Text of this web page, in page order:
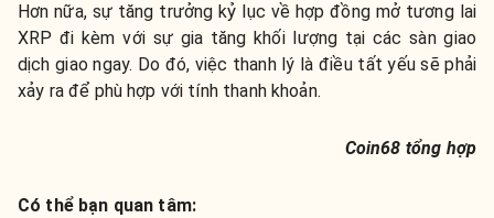
Hơn nữa, sự tăng trưởng kỷ lục về hợp đồng mở tương lai
XRP đi kèm với sự gia tăng khối lượng tại các sàn giao
dịch giao ngay. Do đó, việc thanh lý là điều tất yếu sẽ phải
xảy ra để phù hợp với tính thanh khoản.
Coin68 tổng hợp
Có thể bạn quan tâm: